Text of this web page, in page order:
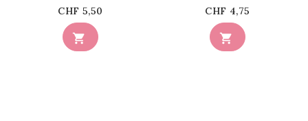

Price
CHF 5,50

Price
CHF 4,75